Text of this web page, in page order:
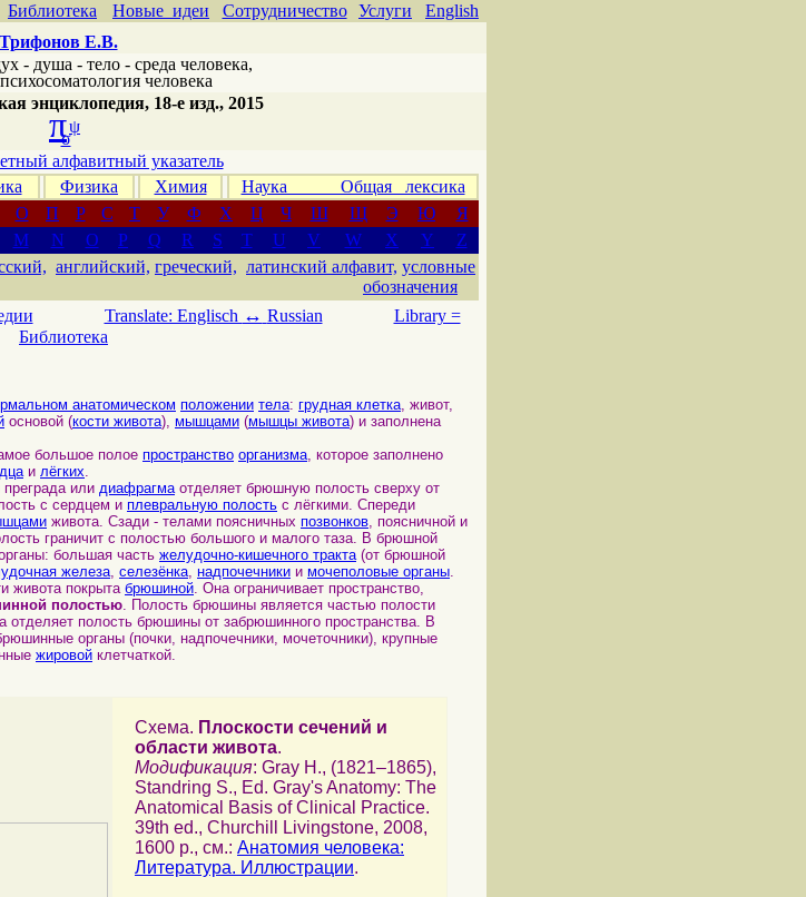
Библиотека Новые идеи Сотрудничество Услуги
English
Трифонов Е.В.
- душа - тело - среда человека,
человека
энциклопедия, 18-е изд., 2015
πψ
σ
алфавитный указатель
Физика Химия
Наука Общая лексика
О П Р С Т У Ф Х Ц Ч Ш Щ Э Ю
Я
M N O P Q R S T U V W X Y
Z
английский, греческий, латинский алфавит, условные
обозначения
Translate: Englisch ↔ Russian
Library =
Библиотека
анатомическом положении тела: грудная клетка, живот,
основой (кости живота), мышцами (мышцы живота) и заполнена
большое полое пространство организма, которое заполнено
и лёгких.
или диафрагмаотделяет брюшную полость сверху от
с сердцем и плевральную полость с лёгкими. Спереди
живота. Сзади - телами поясничных позвонков, поясничной и
граничит с полостью большого и малого таза. В брюшной
большая часть желудочно-кишечного тракта(от брюшной
железа, селезёнка, надпочечники и мочеполовые органы.
живота покрыта брюшиной. Она ограничивает пространство,
полостью. Полость брюшины является частью полости
полость брюшины от забрюшинного пространства. В
органы (почки, надпочечники, мочеточники), крупные
жировой клетчаткой.
Схема. Плоскости сечений и
области живота.
Модификация: Gray H., (1821–1865),
Standring S., Ed. Gray's Anatomy: The
Anatomical Basis of Clinical Practice.
39th ed., Churchill Livingstone, 2008,
1600 p., см.: Анатомия человека:
Литература. Иллюстрации.